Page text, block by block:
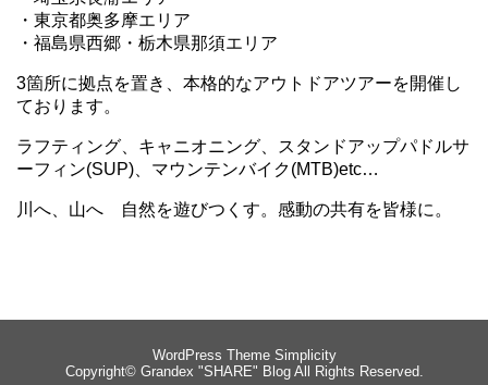
・東京都奥多摩エリア
・福島県西郷・栃木県那須エリア
3箇所に拠点を置き、本格的なアウトドアツアーを開催し
ております。
ラフティング、キャニオニング、スタンドアップパドルサ
ーフィン(SUP)、マウンテンバイク(MTB)etc…
川へ、山へ 自然を遊びつくす。感動の共有を皆様に。
WordPress Theme Simplicity
Copyright© Grandex "SHARE" BlogAll Rights Reserved.